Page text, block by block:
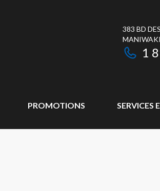
383 BD
MANIWAKI
1
PROMOTIONS SERVICES